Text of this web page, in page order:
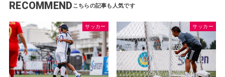
RECOMMEND
サッカー サッカー